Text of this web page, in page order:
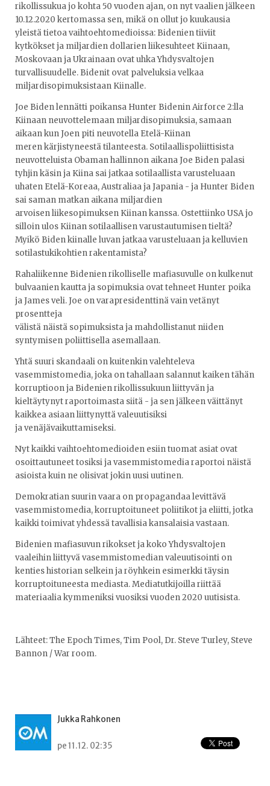
rikollissukua jo kohta 50 vuoden ajan, on nyt vaalien jälkeen
10.12.2020 kertomassa sen, mikä on ollut jo kuukausia
yleistä tietoa vaihtoehtomedioissa: Bidenien tiiviit
kytkökset ja miljardien dollarien liikesuhteet Kiinaan,
Moskovaan ja Ukrainaan ovat uhka Yhdysvaltojen
turvallisuudelle. Bidenit ovat palveluksia velkaa
miljardisopimuksistaan Kiinalle.
Joe Biden lennätti poikansa Hunter Bidenin Airforce 2:lla
Kiinaan neuvottelemaan miljardisopimuksia, samaan
aikaan kun Joen piti neuvotella Etelä-Kiinan
meren kärjistyneestä tilanteesta. Sotilaallispoliittisista
neuvotteluista Obaman hallinnon aikana Joe Biden palasi
tyhjin käsin ja Kiina sai jatkaa sotilaallista varusteluaan
uhaten Etelä-Koreaa, Australiaa ja Japania - ja Hunter Biden
sai saman matkan aikana miljardien
arvoisen liikesopimuksen Kiinan kanssa. Ostettiinko USA jo
silloin ulos Kiinan sotilaallisen varustautumisen tieltä?
Myikö Biden kiinalle luvan jatkaa varusteluaan ja kelluvien
sotilastukikohtien rakentamista?
Rahaliikenne Bidenien rikolliselle mafiasuvulle on kulkenut
bulvaanien kautta ja sopimuksia ovat tehneet Hunter poika
ja James veli. Joe on varapresidenttinä vain vetänyt
prosentteja
välistä näistä sopimuksista ja mahdollistanut niiden
syntymisen poliittisella asemallaan.
Yhtä suuri skandaali on kuitenkin valehteleva
vasemmistomedia, joka on tahallaan salannut kaiken tähän
korruptioon ja Bidenien rikollissukuun liittyvän ja
kieltäytynyt raportoimasta siitä - ja sen jälkeen väittänyt
kaikkea asiaan liittynyttä valeuutisiksi
ja venäjävaikuttamiseksi.
Nyt kaikki vaihtoehtomedioiden esiin tuomat asiat ovat
osoittautuneet tosiksi ja vasemmistomedia raportoi näistä
asioista kuin ne olisivat jokin uusi uutinen.
Demokratian suurin vaara on propagandaa levittävä
vasemmistomedia, korruptoituneet poliitikot ja eliitti, jotka
kaikki toimivat yhdessä tavallisia kansalaisia vastaan.
Bidenien mafiasuvun rikokset ja koko Yhdysvaltojen
vaaleihin liittyvä vasemmistomedian valeuutisointi on
kenties historian selkein ja röyhkein esimerkki täysin
korruptoituneesta mediasta. Mediatutkijoilla riittää
materiaalia kymmeniksi vuosiksi vuoden 2020 uutisista.
Lähteet: The Epoch Times, Tim Pool, Dr. Steve Turley, Steve
Bannon / War room.
Jukka Rahkonen
pe 11.12. 02:35